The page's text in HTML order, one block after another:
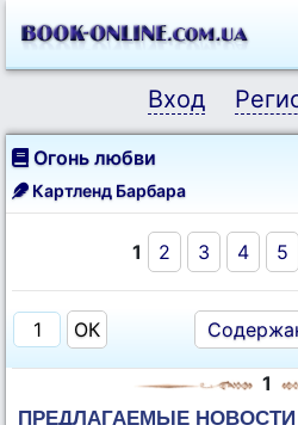
Вход
Огонь любви
Картленд Барбара
1 2 3 4 5
1